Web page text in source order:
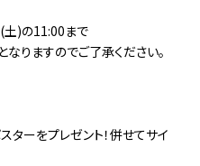
土)の11:00まで
りますのでご了承ください。
ターをプレゼント！併せてサイ